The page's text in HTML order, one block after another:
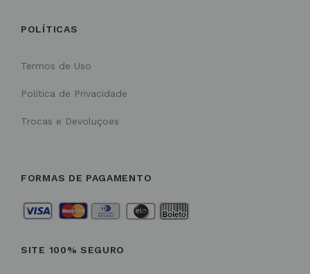
POLÍTICAS
Termos de Uso
Política de Privacidade
Trocas e Devoluçoes
FORMAS DE PAGAMENTO
SITE 100% SEGURO